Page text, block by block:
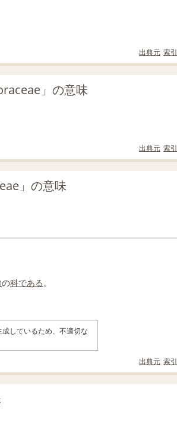
出典元 索引
」の意味
出典元 索引
」の意味
の科である。
しているため、不適切な
出典元 索引